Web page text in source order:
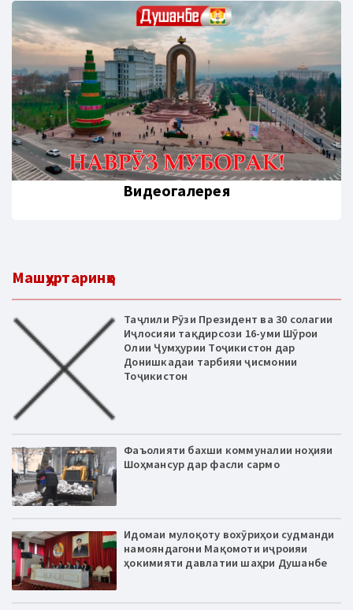
Видеогалерея
Машҳуртаринҳо
Таҷлили Рӯзи Президент ва 30 солагии
Иҷлосияи тақдирсози 16-уми Шӯрои
Олии Ҷумҳурии Тоҷикистон дар
Донишкадаи тарбияи ҷисмонии
Тоҷикистон
Фаъолияти бахши коммуналии ноҳияи
Шоҳмансур дар фасли сармо
Идомаи мулоқоту вохӯриҳои судманди
намояндагони Мақомоти иҷроияи
ҳокимияти давлатии шаҳри Душанбе